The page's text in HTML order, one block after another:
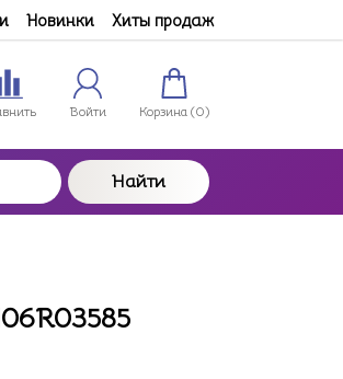
Новинки Хиты продаж
Войти Корзина (0)
Найти